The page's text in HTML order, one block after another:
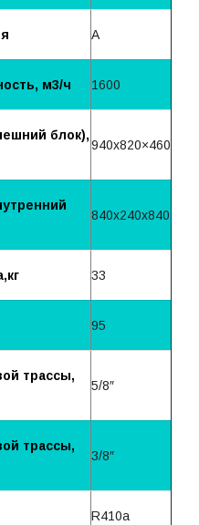
A
м3/ч 1600
блок),
940х820×460
840х240х840
33
95
трассы,
5/8″
трассы,
3/8″
R410a